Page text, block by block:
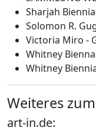
Sharjah
Solomon R.
Victoria Miro -
Whitney
Whitney
Weiteres
art-in.de: